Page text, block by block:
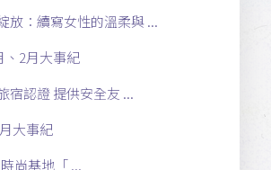
放：續寫女性的溫柔與 ...
、2月大事紀
宿認證 提供安全友 ...
大事紀
尚基地「 ...